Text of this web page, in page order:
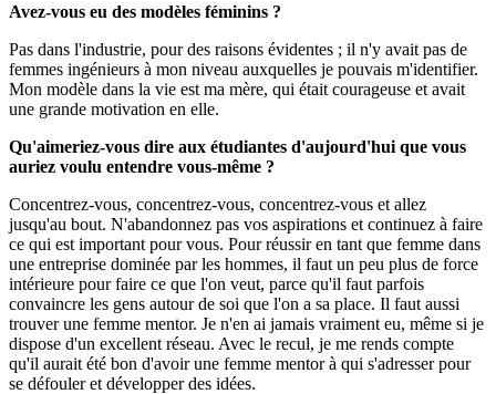
Avez-vous eu des modèles féminins ?
Pas dans l'industrie, pour des raisons évidentes ; il n'y avait pas de
femmes ingénieurs à mon niveau auxquelles je pouvais m'identifier.
Mon modèle dans la vie est ma mère, qui était courageuse et avait
une grande motivation en elle.
Qu'aimeriez-vous dire aux étudiantes d'aujourd'hui que vous
auriez voulu entendre vous-même ?
Concentrez-vous, concentrez-vous, concentrez-vous et allez
jusqu'au bout. N'abandonnez pas vos aspirations et continuez à faire
ce qui est important pour vous. Pour réussir en tant que femme dans
une entreprise dominée par les hommes, il faut un peu plus de force
intérieure pour faire ce que l'on veut, parce qu'il faut parfois
convaincre les gens autour de soi que l'on a sa place. Il faut aussi
trouver une femme mentor. Je n'en ai jamais vraiment eu, même si je
dispose d'un excellent réseau. Avec le recul, je me rends compte
qu'il aurait été bon d'avoir une femme mentor à qui s'adresser pour
se défouler et développer des idées.